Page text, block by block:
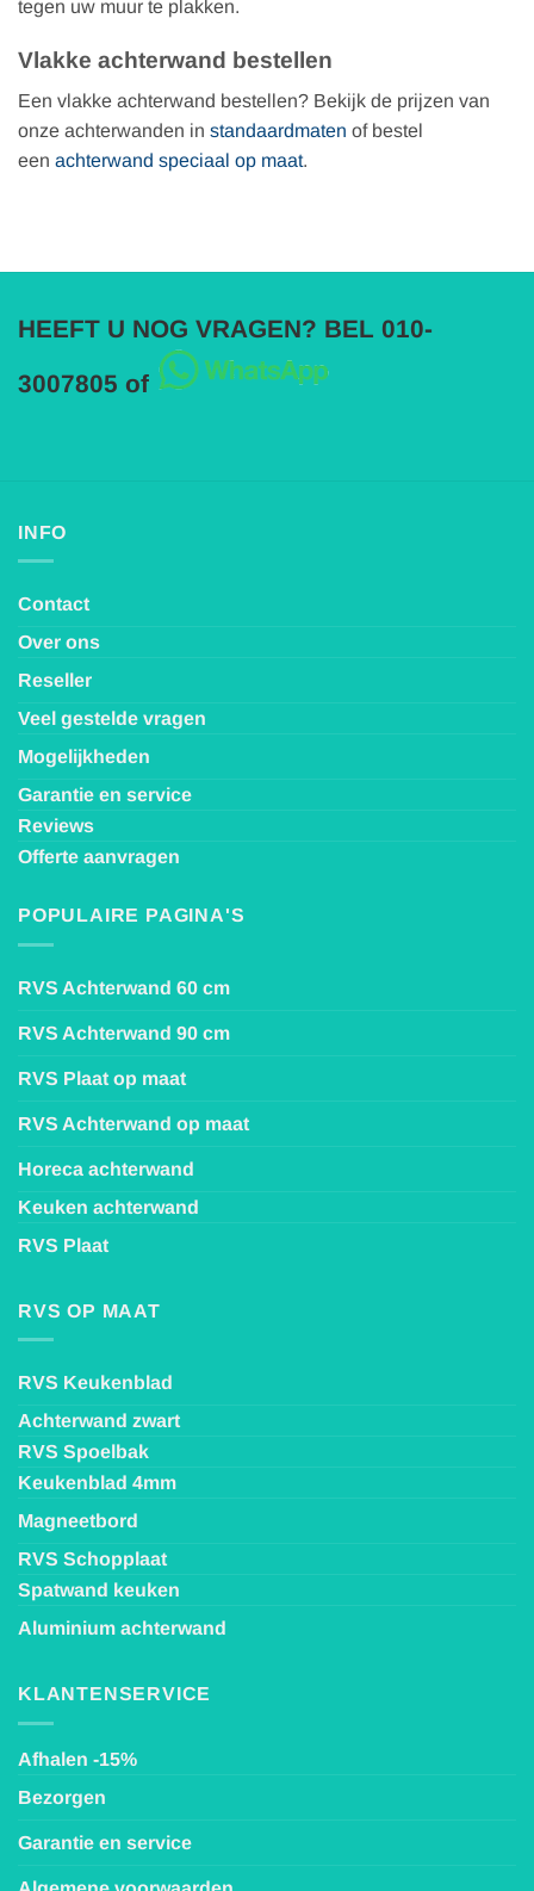
tegen uw muur te plakken.
Vlakke achterwand bestellen
Een vlakke achterwand bestellen? Bekijk de prijzen van
onze achterwanden in standaardmaten of bestel
een achterwand speciaal op maat.
HEEFT U NOG VRAGEN? BEL 010-
3007805 of
INFO
Contact
Over ons
Reseller
Veel gestelde vragen
Mogelijkheden
Garantie en service
Reviews
Offerte aanvragen
POPULAIRE PAGINA'S
RVS Achterwand 60 cm
RVS Achterwand 90 cm
RVS Plaat op maat
RVS Achterwand op maat
Horeca achterwand
Keuken achterwand
RVS Plaat
RVS OP MAAT
RVS Keukenblad
Achterwand zwart
RVS Spoelbak
Keukenblad 4mm
Magneetbord
RVS Schopplaat
Spatwand keuken
Aluminium achterwand
KLANTENSERVICE
Afhalen -15%
Bezorgen
Garantie en service